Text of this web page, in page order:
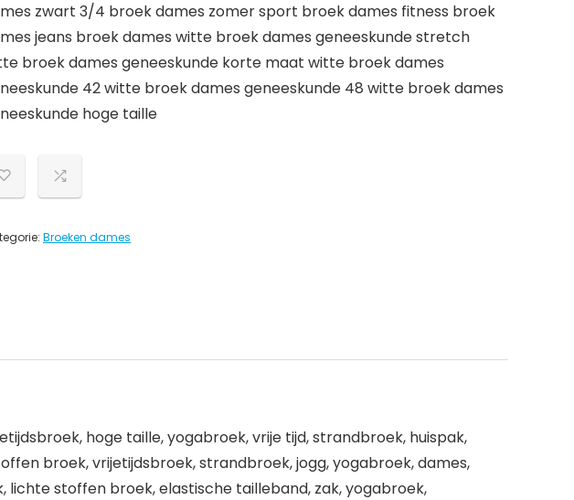
zwart 3/4 broek dames zomer sport broek dames fitness broek
jeans broek dames witte broek dames geneeskunde stretch
broek dames geneeskunde korte maat witte broek dames
42 witte broek dames geneeskunde 48 witte broek dames
hoge taille
Broeken dames
hoge taille, yogabroek, vrije tijd, strandbroek, huispak,
broek, vrijetijdsbroek, strandbroek, jogg, yogabroek, dames,
stoffen broek, elastische tailleband, zak, yogabroek,